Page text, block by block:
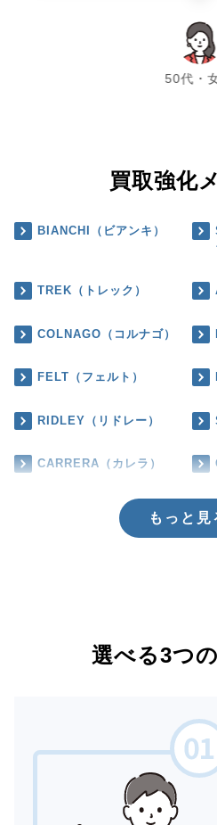
50代・
chevron_left chevron_right
買取強化
BIANCHI（ビアンキ）
TREK（トレック）
COLNAGO（コルナゴ）
FELT（フェルト）
RIDLEY（リドレー）
CARRERA（カレラ）
もっと見
選べる3つ